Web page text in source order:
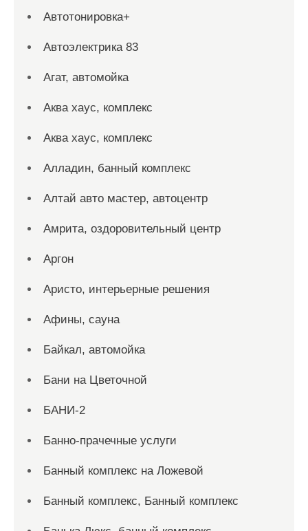
Автотонировка+
Автоэлектрика 83
Агат, автомойка
Аква хаус, комплекс
Аква хаус, комплекс
Алладин, банный комплекс
Алтай авто мастер, автоцентр
Амрита, оздоровительный центр
Аргон
Аристо, интерьерные решения
Афины, сауна
Байкал, автомойка
Бани на Цветочной
БАНИ-2
Банно-прачечные услуги
Банный комплекс на Ложевой
Банный комплекс, Банный комплекс